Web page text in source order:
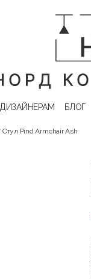
ДИЗАЙНЕРАМ БЛОГ
Стул Pind Armchair Ash